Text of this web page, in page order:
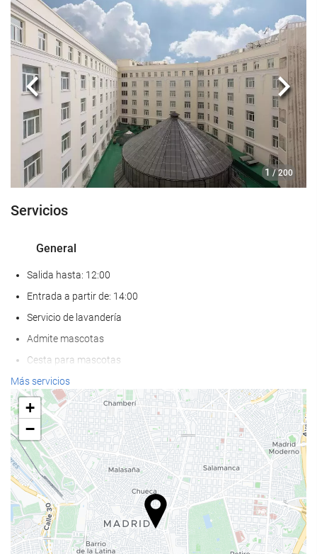
1 / 200
Anterior
Servicios
General
Salida hasta: 12:00
Entrada a partir de: 14:00
Servicio de lavandería
Admite mascotas
Cesta para mascotas
Cuenco para mascotas
Aire Acondicionado
Calefacción
Ascensor
Adaptado para personas con movilidad reducida
Habitaciones No fumadores
Habitaciones insonorizadas
Comida y bebida
Más servicios
+
−